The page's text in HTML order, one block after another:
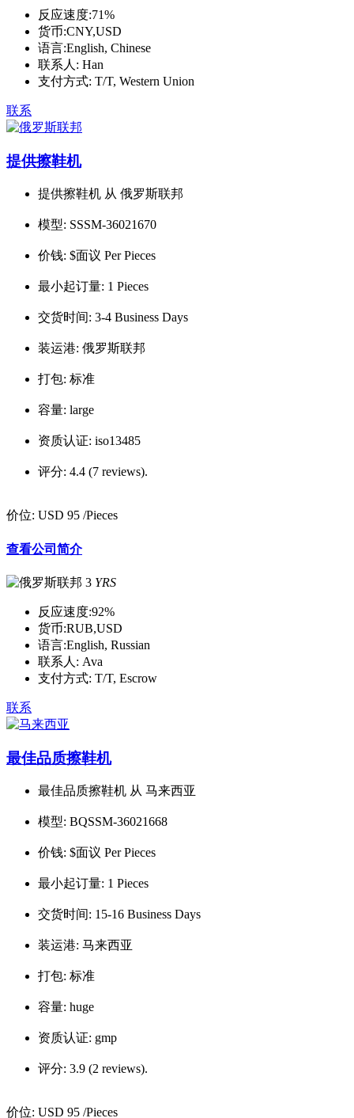
反应速度:71%
货币:CNY,USD
语言:English, Chinese
联系人: Han
支付方式: T/T, Western Union
联系
提供擦鞋机
提供擦鞋机 从 俄罗斯联邦
模型: SSSM-36021670
价钱: $面议 Per Pieces
最小起订量: 1 Pieces
交货时间: 3-4 Business Days
装运港: 俄罗斯联邦
打包: 标准
容量: large
资质认证: iso13485
评分: 4.4 (7 reviews).
价位: USD 95 /Pieces
查看公司简介
3 YRS
反应速度:92%
货币:RUB,USD
语言:English, Russian
联系人: Ava
支付方式: T/T, Escrow
联系
最佳品质擦鞋机
最佳品质擦鞋机 从 马来西亚
模型: BQSSM-36021668
价钱: $面议 Per Pieces
最小起订量: 1 Pieces
交货时间: 15-16 Business Days
装运港: 马来西亚
打包: 标准
容量: huge
资质认证: gmp
评分: 3.9 (2 reviews).
价位: USD 95 /Pieces